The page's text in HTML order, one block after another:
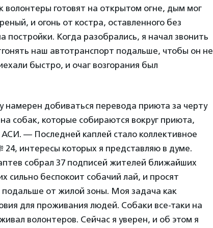
волонтеры готовят на открытом огне, дым мог
и огонь от костра, оставленного без
постройки. Когда разобрались, я начал звонить
наш автотранспорт подальше, чтобы он не
быстро, и очаг возгорания был
добиваться перевода приюта за черту
собак, которые собираются вокруг приюта,
— Последней каплей стало коллективное
интересы которых я представляю в думе.
собрал 37 подписей жителей ближайших
сильно беспокоит собачий лай, и просят
подальше от жилой зоны. Моя задача как
для проживания людей. Собаки все-таки на
волонтеров. Сейчас я уверен, и об этом я